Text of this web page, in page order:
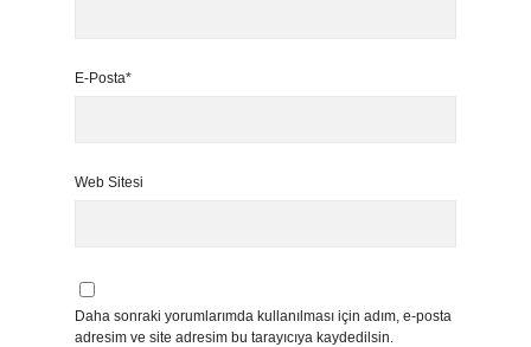
E-Posta*
Web Sitesi
Daha sonraki yorumlarımda kullanılması için adım, e-posta
adresim ve site adresim bu tarayıcıya kaydedilsin.